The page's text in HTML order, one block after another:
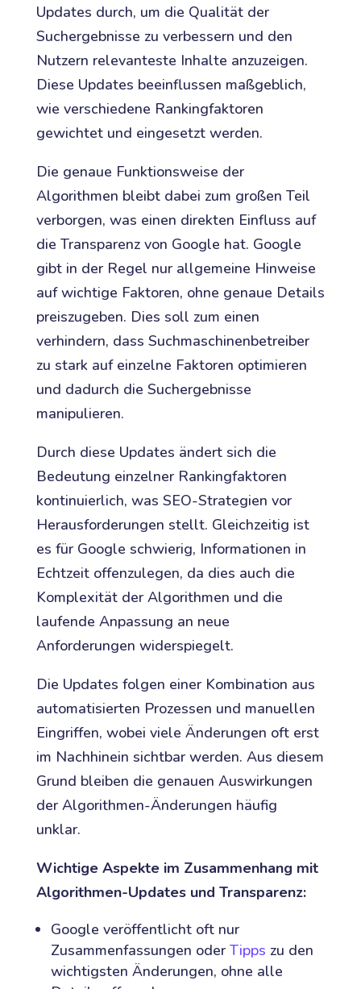
Updates durch, um die Qualität der
Suchergebnisse zu verbessern und den
Nutzern relevanteste Inhalte anzuzeigen.
Diese Updates beeinflussen maßgeblich,
wie verschiedene Rankingfaktoren
gewichtet und eingesetzt werden.
Die genaue Funktionsweise der
Algorithmen bleibt dabei zum großen Teil
verborgen, was einen direkten Einfluss auf
die Transparenz von Google hat. Google
gibt in der Regel nur allgemeine Hinweise
auf wichtige Faktoren, ohne genaue Details
preiszugeben. Dies soll zum einen
verhindern, dass Suchmaschinenbetreiber
zu stark auf einzelne Faktoren optimieren
und dadurch die Suchergebnisse
manipulieren.
Durch diese Updates ändert sich die
Bedeutung einzelner Rankingfaktoren
kontinuierlich, was SEO-Strategien vor
Herausforderungen stellt. Gleichzeitig ist
es für Google schwierig, Informationen in
Echtzeit offenzulegen, da dies auch die
Komplexität der Algorithmen und die
laufende Anpassung an neue
Anforderungen widerspiegelt.
Die Updates folgen einer Kombination aus
automatisierten Prozessen und manuellen
Eingriffen, wobei viele Änderungen oft erst
im Nachhinein sichtbar werden. Aus diesem
Grund bleiben die genauen Auswirkungen
der Algorithmen-Änderungen häufig
unklar.
Wichtige Aspekte im Zusammenhang mit
Algorithmen-Updates und Transparenz:
Google veröffentlicht oft nur
Zusammenfassungen oderTipps zu den
wichtigsten Änderungen, ohne alle